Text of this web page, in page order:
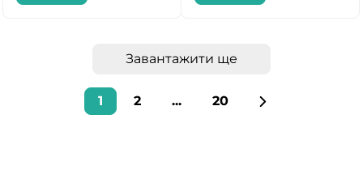
Завантажити ще
1 2 ... 20